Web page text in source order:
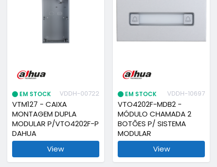
EM STOCK VDDH-00722
VTM127 - CAIXA
MONTAGEM DUPLA
MODULAR P/VTO4202F-P
DAHUA
View
EM STOCK VDDH-10697
VTO4202F-MDB2 -
MÓDULO CHAMADA 2
BOTÕES P/ SISTEMA
MODULAR
View